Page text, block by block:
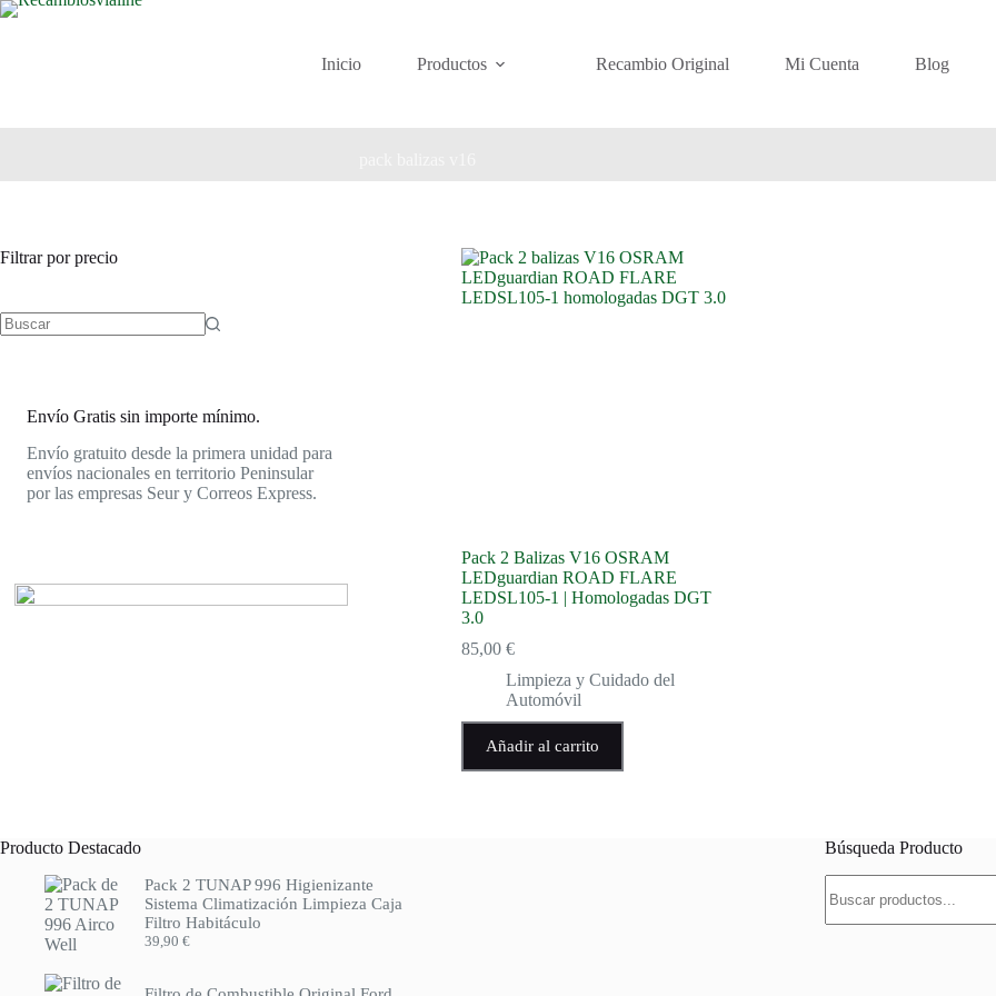
Saltar
Inicio Productos Recambio Original Mi Cuenta Blog
Pack 2 Balizas V16 OSRAM
LEDguardian ROAD FLARE
LEDSL105-1 | Homologadas DGT
3.0
85,00 €
Limpieza y Cuidado del
Automóvil
Añadir al carrito
Filtrar por precio
Envío Gratis sin importe mínimo.
Envío gratuito desde la primera unidad para
envíos nacionales en territorio Peninsular
por las empresas Seur y Correos Express.
Producto Destacado
Pack 2 TUNAP 996 Higienizante
Sistema Climatización Limpieza Caja
Filtro Habitáculo
39,90 €
Búsqueda Producto